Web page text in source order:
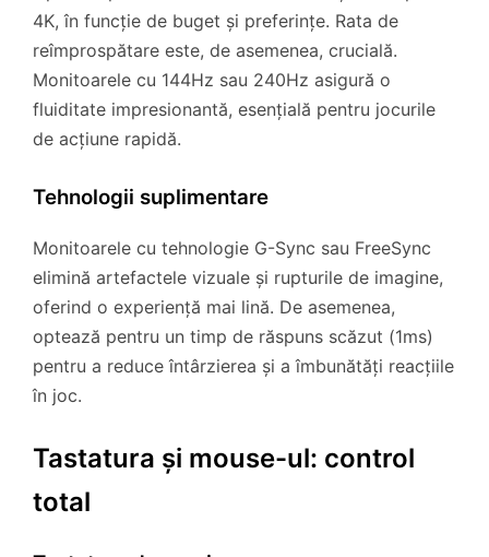
4K, în funcție de buget și preferințe. Rata de
reîmprospătare este, de asemenea, crucială.
Monitoarele cu 144Hz sau 240Hz asigură o
fluiditate impresionantă, esențială pentru jocurile
de acțiune rapidă.
Tehnologii suplimentare
Monitoarele cu tehnologie G-Sync sau FreeSync
elimină artefactele vizuale și rupturile de imagine,
oferind o experiență mai lină. De asemenea,
optează pentru un timp de răspuns scăzut (1ms)
pentru a reduce întârzierea și a îmbunătăți reacțiile
în joc.
Tastatura și mouse-ul: control
total